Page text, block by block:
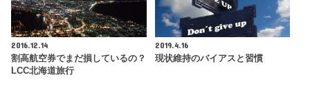
2016.12.14
割高航空券でまだ損しているの？
LCC北海道旅行
2019.4.16
現状維持のバイアスと習慣